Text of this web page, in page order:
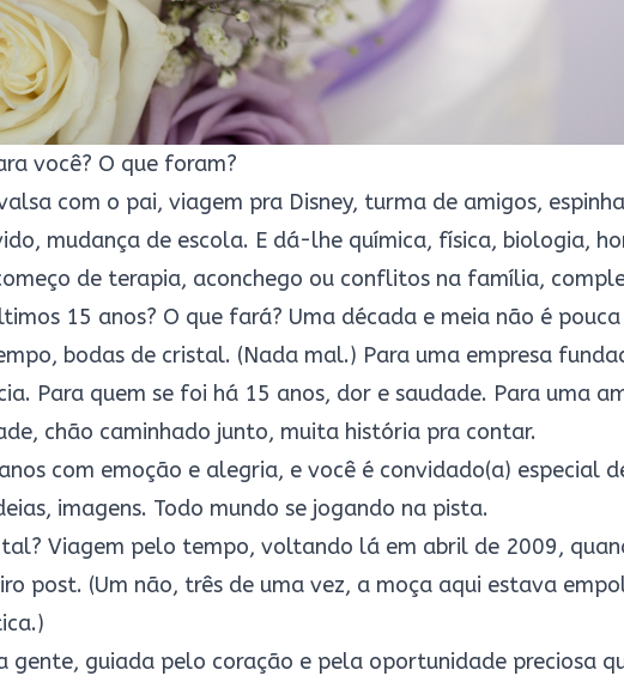
você? O que foram?
com o pai, viagem pra Disney, turma de amigos,
mudança de escola. E dá-lhe química, física, biologia,
de terapia, aconchego ou conflitos na família,
15 anos? O que fará? Uma década e meia não é
bodas de cristal. (Nada mal.) Para uma empresa
Para quem se foi há 15 anos, dor e saudade. Para uma
chão caminhado junto, muita história pra contar.
com emoção e alegria, e você é convidado(a) especial
imagens. Todo mundo se jogando na pista.
Viagem pelo tempo, voltando lá em abril de 2009,
post. (Um não, três de uma vez, a moça aqui estava
.)
gente, guiada pelo coração e pela oportunidade preciosa